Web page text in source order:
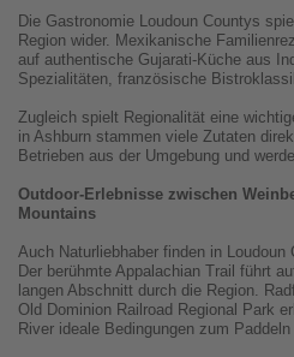
Die Gastronomie Loudoun Countys
Region wider. Mexikanische
auf authentische Gujarati-Küche aus
Spezialitäten, französische
Zugleich spielt Regionalität eine
in Ashburn stammen viele Zutaten
Betrieben aus der Umgebung und
Outdoor-Erlebnisse zwischen
Mountains
Auch Naturliebhaber finden in
Der berühmte Appalachian Trail führt
langen Abschnitt durch die Region.
Old Dominion Railroad Regional Park
River ideale Bedingungen zum